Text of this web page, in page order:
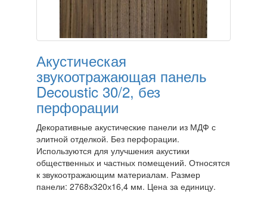
Акустическая
звукоотражающая панель
Decoustic 30/2, без
перфорации
Декоративные акустические панели из МДФ с
элитной отделкой. Без перфорации.
Используются для улучшения акустики
общественных и частных помещений. Относятся
к звукоотражающим материалам. Размер
панели: 2768х320х16,4 мм. Цена за единицу.